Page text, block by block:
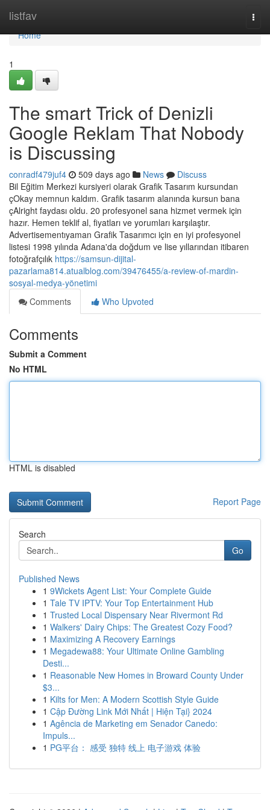
listfav
Home
Home
1
The smart Trick of Denizli
Google Reklam That Nobody
is Discussing
conradf479juf4 509 days ago News
Discuss
Bil Eğitim Merkezi kursiyeri olarak Grafik Tasarım kursundan
çOkay memnun kaldım. Grafik tasarım alanında kursun bana
çAlright faydası oldu. 20 profesyonel sana hizmet vermek için
hazır. Hemen teklif al, fiyatları ve yorumları karşılaştır.
Advertisementıyaman Grafik Tasarımcı için en iyi profesyonel
listesi 1998 yılında Adana'da doğdum ve lise yıllarından itibaren
fotoğrafçılık https://samsun-dijital-
pazarlama814.atualblog.com/39476455/a-review-of-mardin-
sosyal-medya-yönetimi
Comments
Who Upvoted
Comments
Submit a Comment
No HTML
HTML is disabled
Report Page
Search
Go
Published News
1 9Wickets Agent List: Your Complete Guide
1 Tale TV IPTV: Your Top Entertainment Hub
1 Trusted Local Dispensary Near Rivermont Rd
1 Walkers' Dairy Chips: The Greatest Cozy Food?
1 Maximizing A Recovery Earnings
1 Megadewa88: Your Ultimate Online Gambling
Desti...
1 Reasonable New Homes in Broward County Under
$3...
1 Kilts for Men: A Modern Scottish Style Guide
1 Cập Đường Link Mới Nhất | Hiện Tại} 2024
1 Agência de Marketing em Senador Canedo:
Impuls...
1 PG平台： 感受 独特 线上 电子游戏 体验